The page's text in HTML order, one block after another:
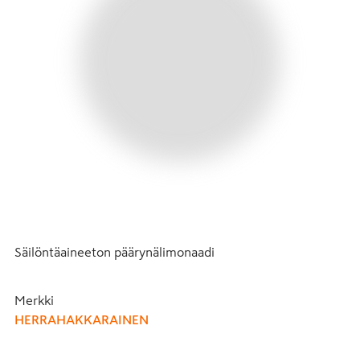
Säilöntäaineeton päärynälimonaadi
Merkki
HERRAHAKKARAINEN